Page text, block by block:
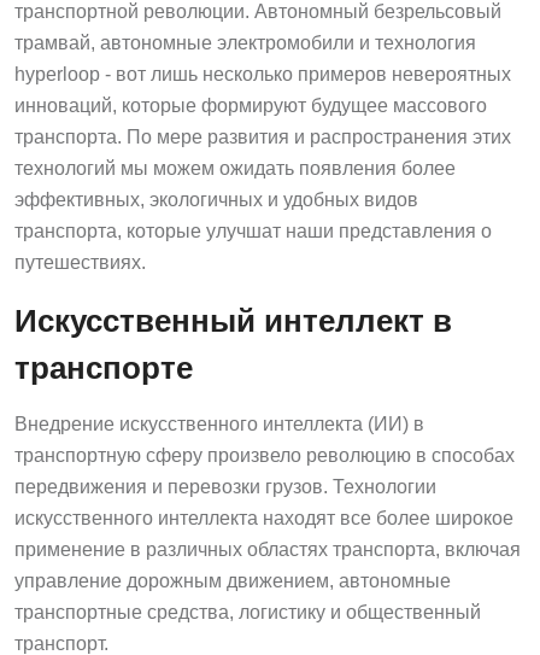
транспортной революции. Автономный безрельсовый
трамвай, автономные электромобили и технология
hyperloop - вот лишь несколько примеров невероятных
инноваций, которые формируют будущее массового
транспорта. По мере развития и распространения этих
технологий мы можем ожидать появления более
эффективных, экологичных и удобных видов
транспорта, которые улучшат наши представления о
путешествиях.
Искусственный интеллект в
транспорте
Внедрение искусственного интеллекта (ИИ) в
транспортную сферу произвело революцию в способах
передвижения и перевозки грузов. Технологии
искусственного интеллекта находят все более широкое
применение в различных областях транспорта, включая
управление дорожным движением, автономные
транспортные средства, логистику и общественный
транспорт.